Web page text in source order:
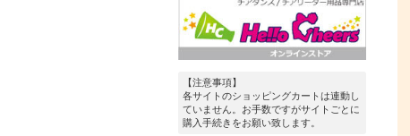
【注意事項】
各サイトのショッピングカートは連動し
ていません。お手数ですがサイトごとに
購入手続きをお願い致します。